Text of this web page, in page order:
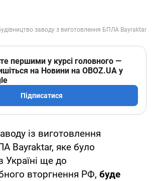
першими у курсі головного —
на Новини на OBOZ.UA у
Підписатися
із виготовлення
Bayraktar, яке було
Україні ще до
вторгнення РФ, буде